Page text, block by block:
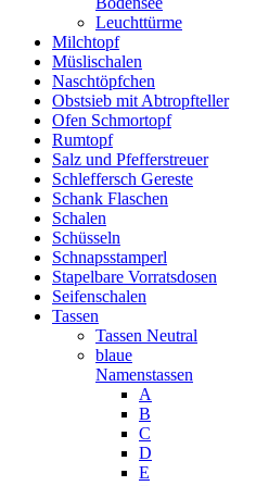
Leuchttürme
Milchtopf
Müslischalen
Naschtöpfchen
Obstsieb mit Abtropfteller
Ofen Schmortopf
Rumtopf
Salz und Pfefferstreuer
Schleffersch Gereste
Schank Flaschen
Schalen
Schüsseln
Schnapsstamperl
Stapelbare Vorratsdosen
Seifenschalen
Tassen
Tassen Neutral
blaue
Namenstassen
A
B
C
D
E